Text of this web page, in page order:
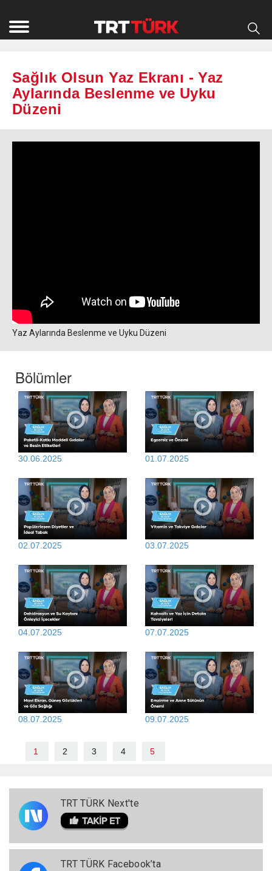
Sağlık Olsun Yaz Ekranı - Yaz
Aylarında Beslenme ve Uyku
Düzeni
Yaz Aylarında Beslenme ve Uyku Düzeni
Bölümler
30.06.2025 01.07.2025
02.07.2025 03.07.2025
04.07.2025 07.07.2025
08.07.2025 09.07.2025
1 2 3 4 5
TRT TÜRK Next'te
TRT TÜRK Facebook’ta